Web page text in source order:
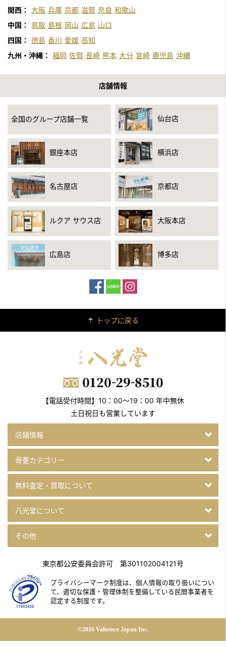
関西： 大阪 兵庫 京都 滋賀 奈良 和歌山
中国：
鳥取 島根 岡山 広島 山口
四国： 徳島 香川 愛媛 高知
九州・沖縄： 福岡 佐賀 長崎 熊本 大分 宮崎 鹿児島 沖縄
店舗情報
全国のグループ店舗一覧 仙台店
銀座本店 横浜店
名古屋店 京都店
ルクア サウス店 大阪本店
広島店 博多店
トップに戻る
【電話受付時間】10：00～19：00 年中無休
土日祝日も営業しています
店舗情報
骨董カテゴリー
無料査定・買取について
八光堂について
その他
東京都公安委員会許可 第301102004121号
プライバシーマーク制度は、個人情報の取り扱いについ
て、適切な保護・管理体制を整備している民間事業者を
認定する制度です。
©2016 Valuence Japan Inc.